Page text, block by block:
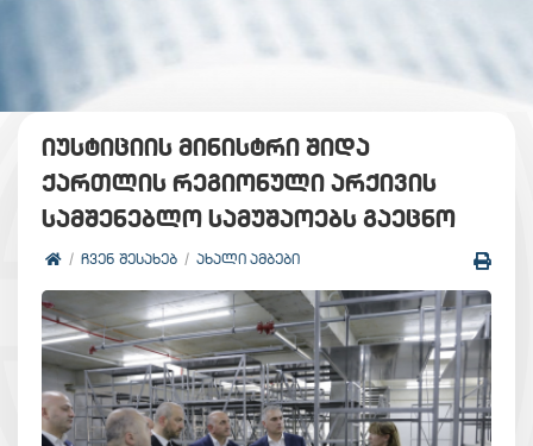
იუსტიციის მინისტრი შიდა
ქართლის რეგიონული არქივის
სამშენებლო სამუშაოებს გაეცნო
ᲩᲕᲔᲜ ᲨᲔᲡᲐᲮᲔᲑ ᲐᲮᲐᲚᲘ ᲐᲛᲑᲔᲑᲘ